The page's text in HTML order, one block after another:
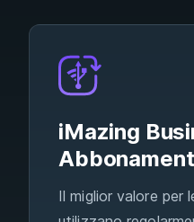
iMazing
Il miglior valore per